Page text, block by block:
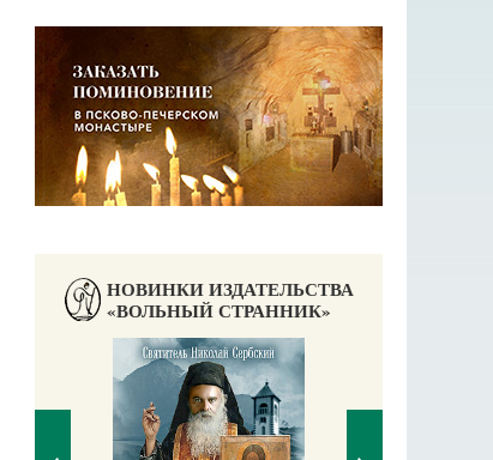
НОВИНКИ ИЗДАТЕЛЬСТВА
«ВОЛЬНЫЙ СТРАННИК»